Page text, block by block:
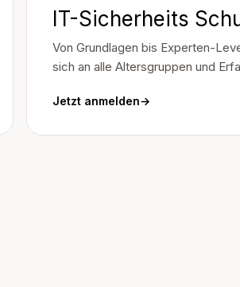
IT-Sicherheits
Von Grundlagen bis Experten-
sich an alle Altersgruppen und
Jetzt anmelden→